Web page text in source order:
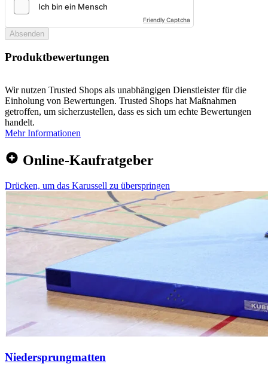
Friendly Captcha
Absenden
Produktbewertungen
Wir nutzen Trusted Shops als unabhängigen Dienstleister für die
Einholung von Bewertungen. Trusted Shops hat Maßnahmen
getroffen, um sicherzustellen, dass es sich um echte Bewertungen
handelt.
Mehr Informationen
Online-Kaufratgeber
Drücken, um das Karussell zu überspringen
Niedersprungmatten